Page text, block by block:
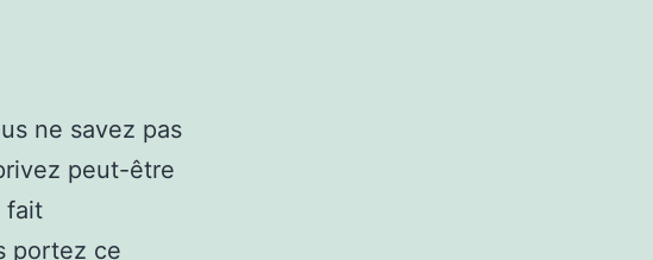
ne savez pas
peut-être
fait
portez ce